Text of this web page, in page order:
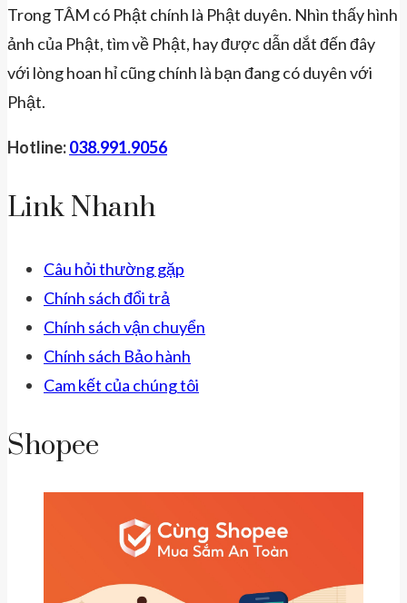
Trong TÂM có Phật chính là Phật duyên. Nhìn thấy hình
ảnh của Phật, tìm về Phật, hay được dẫn dắt đến đây
với lòng hoan hỉ cũng chính là bạn đang có duyên với
Phật.
Hotline:038.991.9056
Link Nhanh
Câu hỏi thường gặp
Chính sách đổi trả
Chính sách vận chuyển
Chính sách Bảo hành
Cam kết của chúng tôi
Shopee